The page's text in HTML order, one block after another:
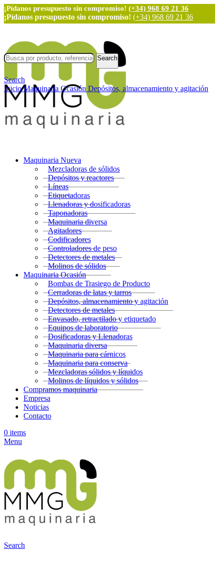
¡Pídanos presupuesto sin compromiso! (+34) 968 69 21 36
¡Pídanos presupuesto sin compromiso! (+34) 968 69 21 36
Maquinaria Nueva
Mezcladoras de sólidos
Depósitos y reactores
Líneas
Etiquetadoras
Llenadoras y dosificadoras
Taponadoras
Maquinaria diversa
Agitadores
Codificadores
Controladores de peso
Detectores de metales
Molinos de sólidos
Maquinaria Ocasión
Bombas de Trasiego de Producto
Cerradoras de latas y tarros
Depósitos, almacenamiento y agitación
Detectores de metales
Envasado, retractilado y etiquetado
Equipos de laboratorio
Dosificadoras y Llenadoras
Maquinaria diversa
Maquinaria para cárnicos
Maquinaria para conserva
Mezcladoras sólidos y líquidos
Molinos de líquidos y sólidos
Compramos maquinaria
Empresa
Noticias
Contacto
0 items
Menu
Search
Search
Search
InicioMaquinaria Ocasión Depósitos, almacenamiento y agitación